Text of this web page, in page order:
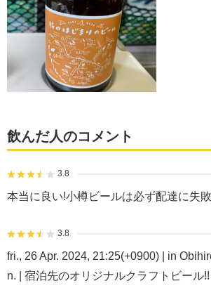
飲んだ人のコメント
3.8
本当に良い!小樽ビールは必ず配達に失
3.8
fri., 26 Apr. 2024, 21:25(+0900) | in
n. | 宿泊先のオリジナルクラフトビール!!